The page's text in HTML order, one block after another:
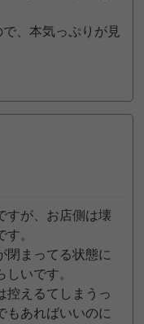
、本気っぷりが見
すが、お店側は壊
。
閉まってる状態に
いです。
控えるてしまうっ
もあればいいのに